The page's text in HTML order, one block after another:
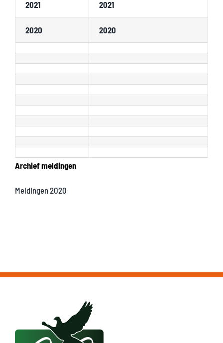
2021 2021
2020 2020
Archief meldingen
Meldingen 2020